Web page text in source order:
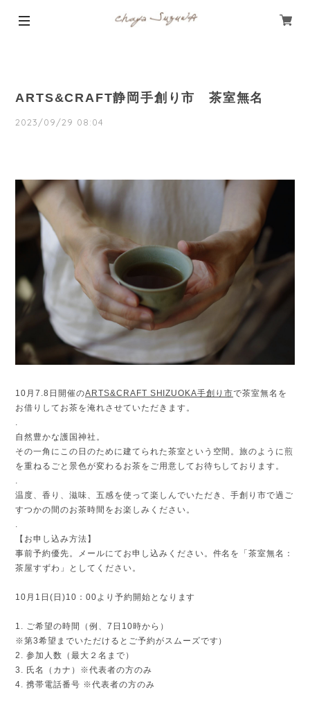
ARTS&CRAFT静岡手創り市 茶室無名
2023/09/29 08:04
10月7.8日開催のARTS&CRAFT SHIZUOKA手創り市で茶室無名を
お借りしてお茶を淹れさせていただきます。
.
自然豊かな護国神社。
その一角にこの日のために建てられた茶室という空間。旅のように煎
を重ねるごと景色が変わるお茶をご用意してお待ちしております。
.
温度、香り、滋味、五感を使って楽しんでいただき、手創り市で過ご
すつかの間のお茶時間をお楽しみください。
.
【お申し込み方法】
事前予約優先。メールにてお申し込みください。件名を「茶室無名：
茶屋すずわ」としてください。
10月1日(日)10：00より予約開始となります
1. ご希望の時間（例、7日10時から）
※第3希望までいただけるとご予約がスムーズです）
2. 参加人数（最大２名まで）
3. 氏名（カナ）※代表者の方のみ
4. 携帯電話番号 ※代表者の方のみ